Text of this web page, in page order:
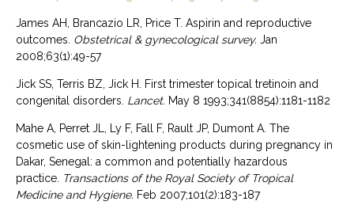
James AH, Brancazio LR, Price T. Aspirin and reproductive
outcomes. Obstetrical & gynecological survey. Jan
2008;63(1):49-57
Jick SS, Terris BZ, Jick H. First trimester topical tretinoin and
congenital disorders. Lancet. May 8 1993;341(8854):1181-1182
Mahe A, Perret JL, Ly F, Fall F, Rault JP, Dumont A. The
cosmetic use of skin-lightening products during pregnancy in
Dakar, Senegal: a common and potentially hazardous
practice. Transactions of the Royal Society of Tropical
Medicine and Hygiene. Feb 2007;101(2):183-187